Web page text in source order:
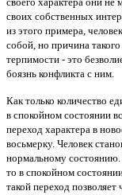
своих собственных
из этого примера,
собой, но причина
терпимости - это
боязнь конфликта с ним.
Как только количество
в спокойном состоянии
переход характера в
восьмерку. Человек
нормальному состоянию.
то в спокойном
такой переход